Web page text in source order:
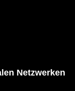
Netzwerken